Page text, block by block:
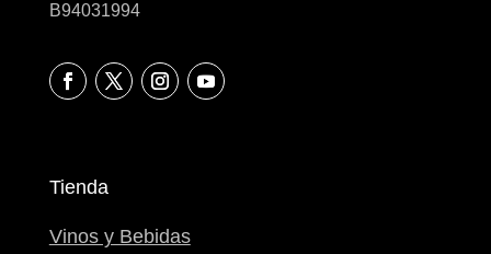
B94031994
Tienda
Vinos y Bebidas